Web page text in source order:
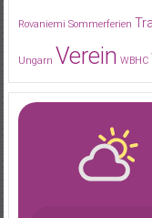
Rovaniemi Sommerferien
Ungarn Verein WBHC